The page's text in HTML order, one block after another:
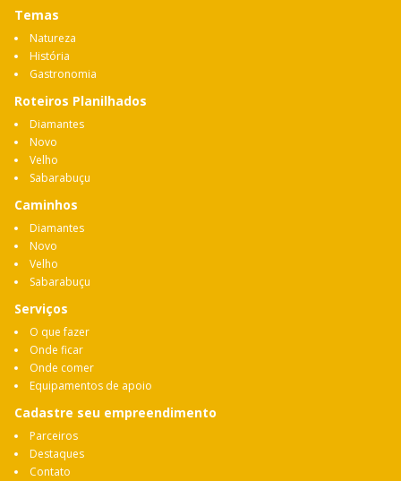
Temas
Natureza
História
Gastronomia
Roteiros Planilhados
Diamantes
Novo
Velho
Sabarabuçu
Caminhos
Diamantes
Novo
Velho
Sabarabuçu
Serviços
O que fazer
Onde ficar
Onde comer
Equipamentos de apoio
Cadastre seu empreendimento
Parceiros
Destaques
Contato